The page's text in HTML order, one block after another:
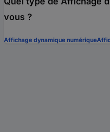
vous ?
Affichage dynamique numérique